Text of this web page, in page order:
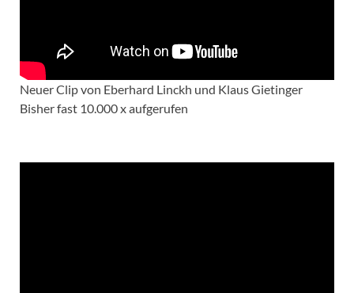
Neuer Clip von Eberhard Linckh und Klaus Gietinger
Bisher fast 10.000 x aufgerufen